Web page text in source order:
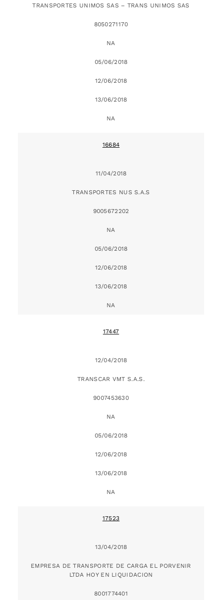
TRANSPORTES UNIMOS SAS – TRANS UNIMOS SAS
8050271170
NA
05/06/2018
12/06/2018
13/06/2018
NA
16684
11/04/2018
TRANSPORTES NUS S.A.S
9005672202
NA
05/06/2018
12/06/2018
13/06/2018
NA
17447
12/04/2018
TRANSCAR VMT S.A.S.
9007453630
NA
05/06/2018
12/06/2018
13/06/2018
NA
17523
13/04/2018
EMPRESA DE TRANSPORTE DE CARGA EL PORVENIR
LTDA HOY EN LIQUIDACION
8001774401